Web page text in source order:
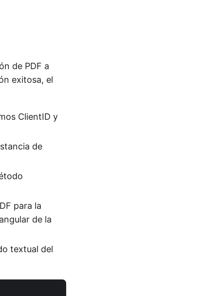
de PDF a
exitosa, el
ClientID y
de
para la
de la
textual del